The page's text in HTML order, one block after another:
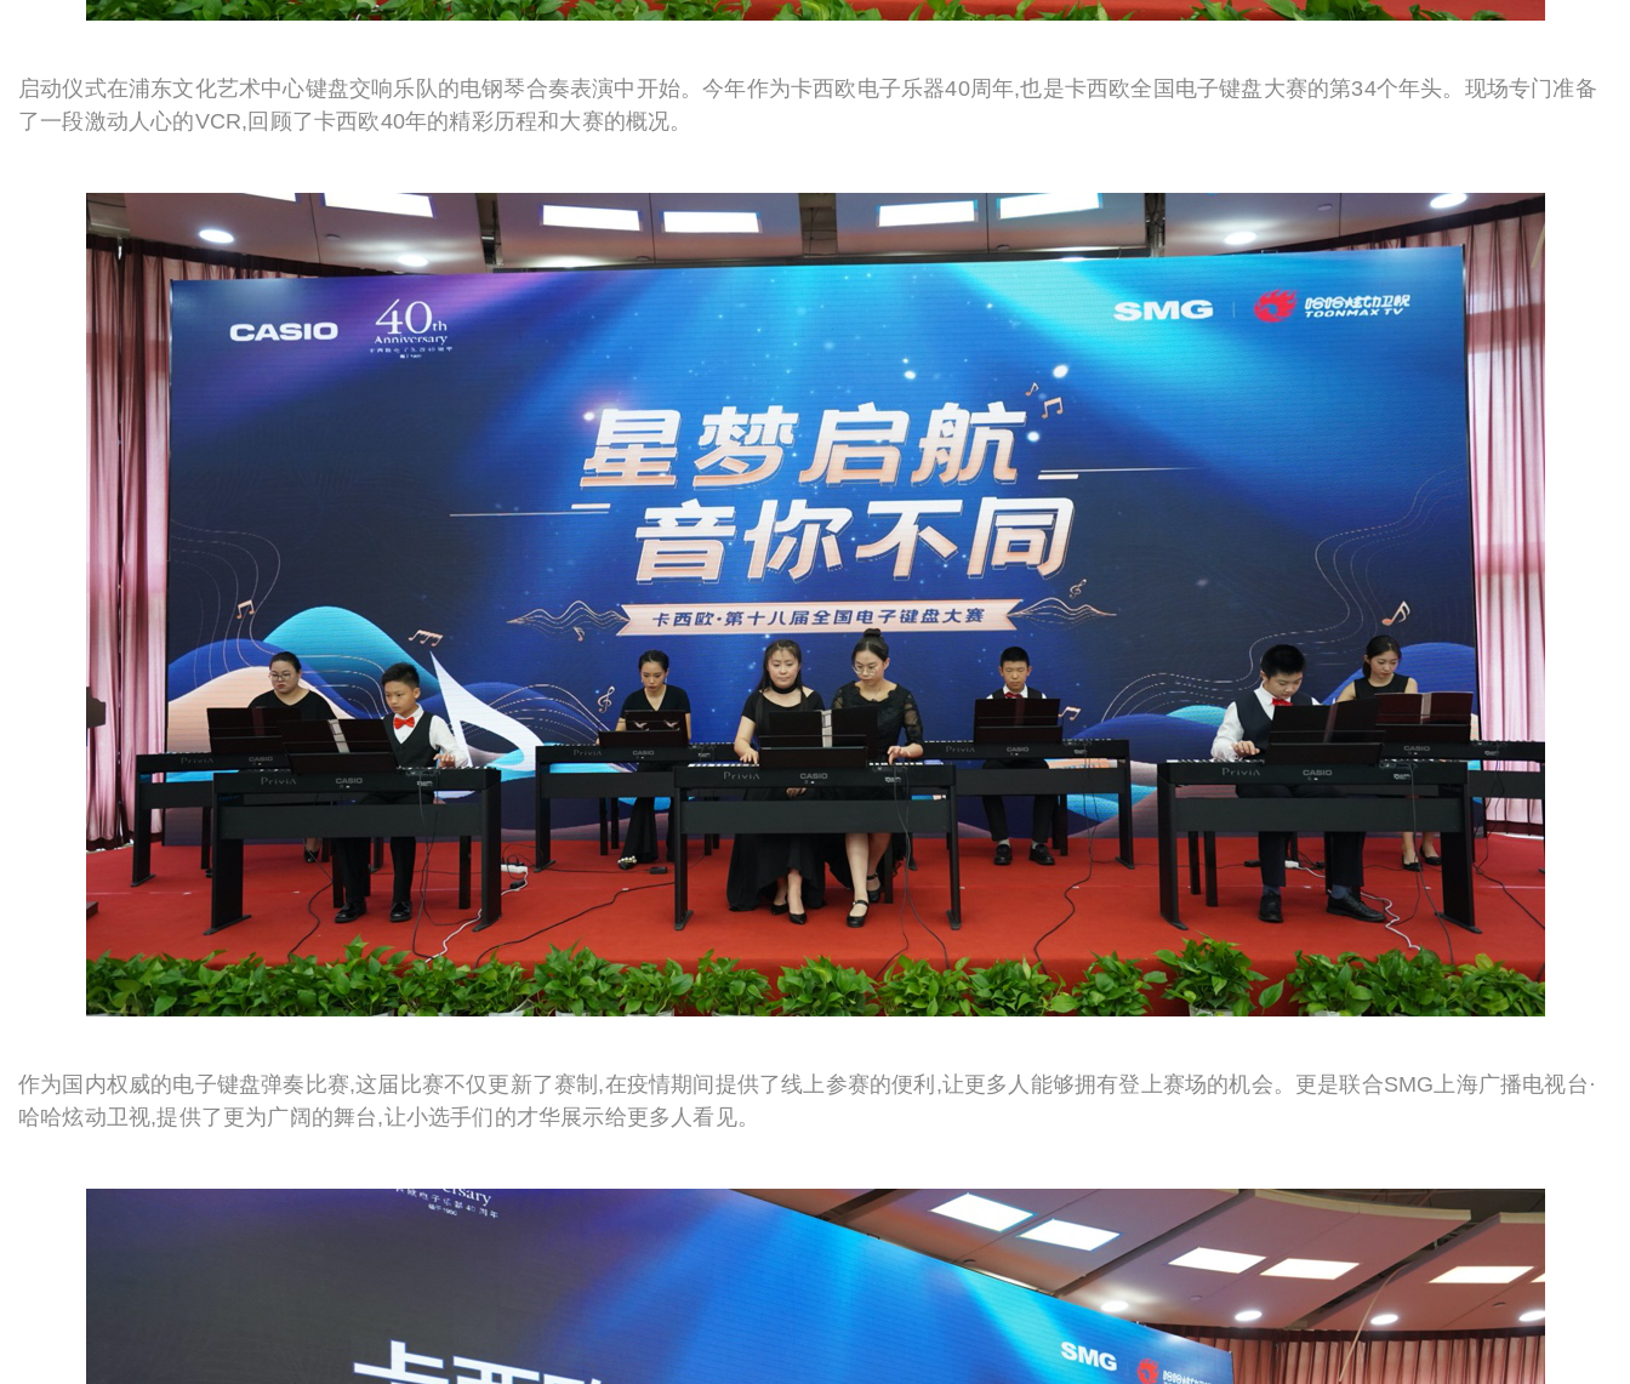
启动仪式在浦东文化艺术中心键盘交响乐队的电钢琴合奏表演中开始。今年作为卡西欧电子乐器40周年,也是卡西欧全国电子键盘大赛的第34个年头。现场专门准备
了一段激动人心的VCR,回顾了卡西欧40年的精彩历程和大赛的概况。
作为国内权威的电子键盘弹奏比赛,这届比赛不仅更新了赛制,在疫情期间提供了线上参赛的便利,让更多人能够拥有登上赛场的机会。更是联合SMG 上海广播电视台·
哈哈炫动卫视,提供了更为广阔的舞台,让小选手们的才华展示给更多人看见。